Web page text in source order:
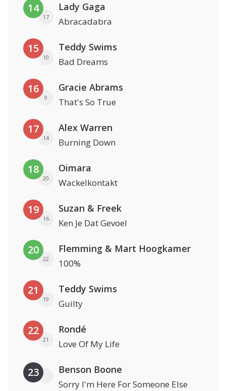
14
17
Lady Gaga
Abracadabra
15
10
Teddy Swims
Bad Dreams
16
9
Gracie Abrams
That's So True
17
14
Alex Warren
Burning Down
18
20
Oimara
Wackelkontakt
19
16
Suzan & Freek
Ken Je Dat Gevoel
20
22
Flemming & Mart Hoogkamer
100%
21
19
Teddy Swims
Guilty
22
21
Rondé
Love Of My Life
23 Benson Boone
Sorry I'm Here For Someone Else